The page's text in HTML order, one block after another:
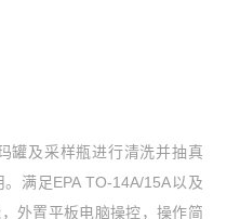
罐及采样瓶进行清洗并抽真
满足EPA TO-14A/15A以及
外置平板电脑操控，操作简